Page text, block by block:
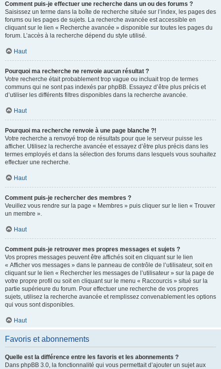
Comment puis-je effectuer une recherche dans un ou des forums ?
Saisissez un terme dans la boîte de recherche située sur l’index, les pages des
forums ou les pages de sujets. La recherche avancée est accessible en
cliquant sur le lien « Recherche avancée » disponible sur toutes les pages du
forum. L’accès à la recherche dépend du style utilisé.
Haut
Pourquoi ma recherche ne renvoie aucun résultat ?
Votre recherche était probablement trop vague ou incluait trop de termes
communs qui ne sont pas indexés par phpBB. Essayez d’être plus précis et
d’utiliser les différents filtres disponibles dans la recherche avancée.
Haut
Pourquoi ma recherche renvoie à une page blanche ?!
Votre recherche a renvoyé trop de résultats pour que le serveur puisse les
afficher. Utilisez la recherche avancée et essayez d’être plus précis dans les
termes employés et dans la sélection des forums dans lesquels vous souhaitez
effectuer une recherche.
Haut
Comment puis-je rechercher des membres ?
Veuillez vous rendre sur la page « Membres » puis cliquer sur le lien « Trouver
un membre ».
Haut
Comment puis-je retrouver mes propres messages et sujets ?
Vos propres messages peuvent être affichés soit en cliquant sur le lien
« Afficher vos messages » dans le panneau de contrôle de l’utilisateur, soit en
cliquant sur le lien « Rechercher les messages de l’utilisateur » sur la page de
votre propre profil ou soit en cliquant sur le menu « Raccourcis » situé sur la
partie supérieure du forum. Pour effectuer une recherche de vos propres
sujets, utilisez la recherche avancée et remplissez convenablement les options
qui vous sont disponibles.
Haut
Favoris et abonnements
Quelle est la différence entre les favoris et les abonnements ?
Dans phpBB 3.0, la fonctionnalité qui vous permettait d’ajouter un sujet aux